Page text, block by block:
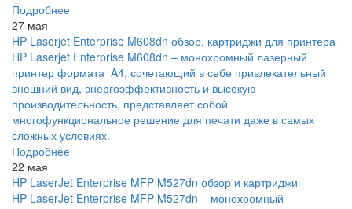
Подробнее
27 мая
HP Laserjet Enterprise M608dn обзор, картриджи для принтера
HP Laserjet Enterprise M608dn – монохромный лазерный
принтер формата A4, сочетающий в себе привлекательный
внешний вид, энергоэффективность и высокую
производительность, представляет собой
многофункциональное решение для печати даже в самых
сложных условиях.
Подробнее
22 мая
HP LaserJet Enterprise MFP M527dn обзор и картриджи
HP LaserJet Enterprise MFP M527dn – монохромный